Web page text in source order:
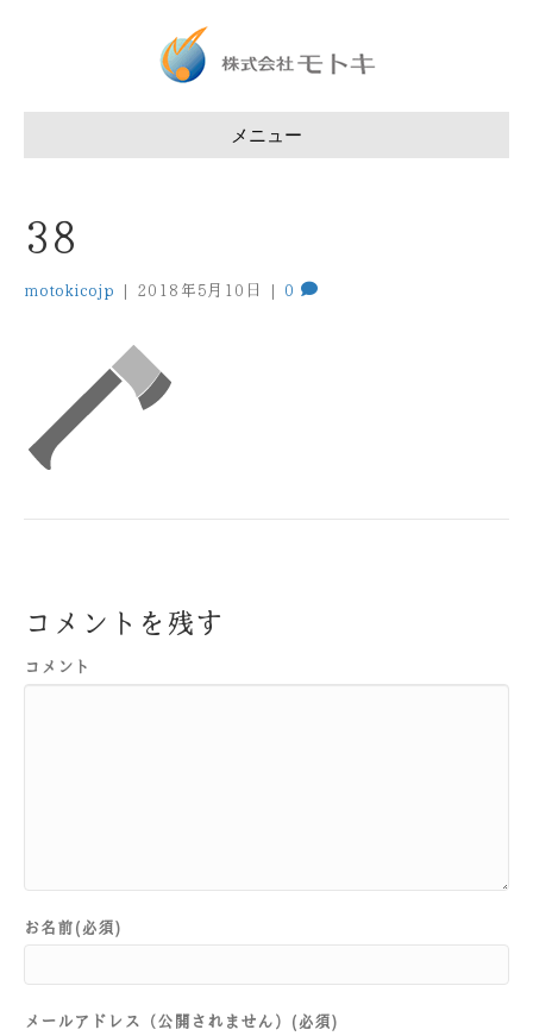
メニュー
38
motokicojp | 2018年5月10日 | 0
コメントを残す
コメント
お名前(必須)
メールアドレス（公開されません）(必須)